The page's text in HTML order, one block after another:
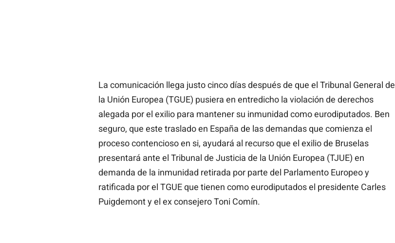
La comunicación llega justo cinco días después de que el Tribunal General de
la Unión Europea (TGUE) pusiera en entredicho la violación de derechos
alegada por el exilio para mantener su inmunidad como eurodiputados. Ben
seguro, que este traslado en España de las demandas que comienza el
proceso contencioso en si, ayudará al recurso que el exilio de Bruselas
presentará ante el Tribunal de Justicia de la Unión Europea (TJUE) en
demanda de la inmunidad retirada por parte del Parlamento Europeo y
ratificada por el TGUE que tienen como eurodiputados el presidente Carles
Puigdemont y el ex consejero Toni Comín.